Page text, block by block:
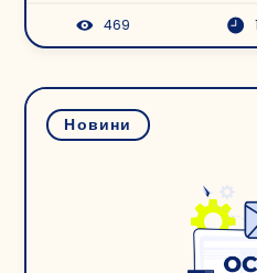
469
Новини